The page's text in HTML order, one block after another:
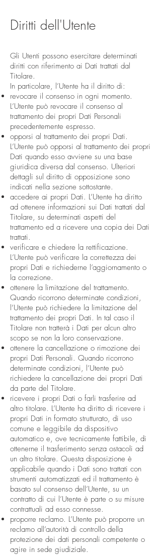
Diritti dell'Utente
Gli Utenti possono esercitare determinati
diritti con riferimento ai Dati trattati dal
Titolare.
In particolare, l’Utente ha il diritto di:
revocare il consenso in ogni momento.
L’Utente può revocare il consenso al
trattamento dei propri Dati Personali
precedentemente espresso.
opporsi al trattamento dei propri Dati.
L’Utente può opporsi al trattamento dei propri
Dati quando esso avviene su una base
giuridica diversa dal consenso. Ulteriori
dettagli sul diritto di opposizione sono
indicati nella sezione sottostante.
accedere ai propri Dati. L’Utente ha diritto
ad ottenere informazioni sui Dati trattati dal
Titolare, su determinati aspetti del
trattamento ed a ricevere una copia dei Dati
trattati.
verificare e chiedere la rettificazione.
L’Utente può verificare la correttezza dei
propri Dati e richiederne l’aggiornamento o
la correzione.
ottenere la limitazione del trattamento.
Quando ricorrono determinate condizioni,
l’Utente può richiedere la limitazione del
trattamento dei propri Dati. In tal caso il
Titolare non tratterà i Dati per alcun altro
scopo se non la loro conservazione.
ottenere la cancellazione o rimozione dei
propri Dati Personali. Quando ricorrono
determinate condizioni, l’Utente può
richiedere la cancellazione dei propri Dati
da parte del Titolare.
ricevere i propri Dati o farli trasferire ad
altro titolare. L’Utente ha diritto di ricevere i
propri Dati in formato strutturato, di uso
comune e leggibile da dispositivo
automatico e, ove tecnicamente fattibile, di
ottenerne il trasferimento senza ostacoli ad
un altro titolare. Questa disposizione è
applicabile quando i Dati sono trattati con
strumenti automatizzati ed il trattamento è
basato sul consenso dell’Utente, su un
contratto di cui l’Utente è parte o su misure
contrattuali ad esso connesse.
proporre reclamo. L’Utente può proporre un
reclamo all’autorità di controllo della
protezione dei dati personali competente o
agire in sede giudiziale.